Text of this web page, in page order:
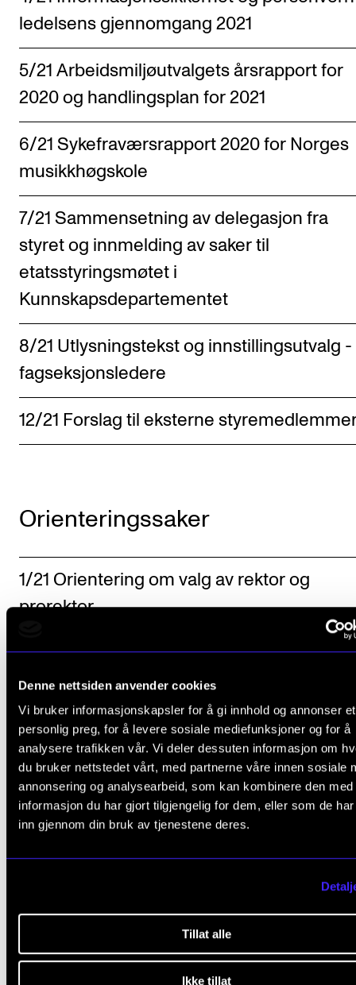
Denne nettsiden anvender cookies
Vi bruker informasjonskapsler for å gi innhold og annonser et
personlig preg, for å levere sosiale mediefunksjoner og for å
analysere trafikken vår. Vi deler dessuten informasjon om
du bruker nettstedet vårt, med partnerne våre innen sosiale
annonsering og analysearbeid, som kan kombinere den med
informasjon du har gjort tilgjengelig for dem, eller som de
inn gjennom din bruk av tjenestene deres.
Tillat alle
Ikke tillat
ledelsens gjennomgang 2021
5/21 Arbeidsmiljøutvalgets årsrapport for
2020 og handlingsplan for 2021
6/21 Sykefraværsrapport 2020 for Norges
musikkhøgskole
7/21 Sammensetning av delegasjon fra
styret og innmelding av saker til
etatsstyringsmøtet i
Kunnskapsdepartementet
8/21 Utlysningstekst og innstillingsutvalg -
fagseksjonsledere
12/21 Forslag til eksterne
Orienteringssaker
1/21 Orientering om valg av rektor og
prorektor
2/21 Redelighetsutvalget - årsrapport
Fant du det du lette etter?
v
t
Styremøte 11. juni 2026